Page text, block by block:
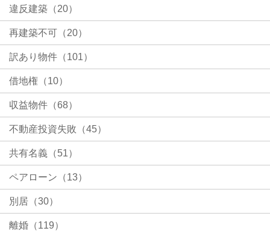
違反建築（20）
再建築不可（20）
訳あり物件（101）
借地権（10）
収益物件（68）
不動産投資失敗（45）
共有名義（51）
ペアローン（13）
別居（30）
離婚（119）